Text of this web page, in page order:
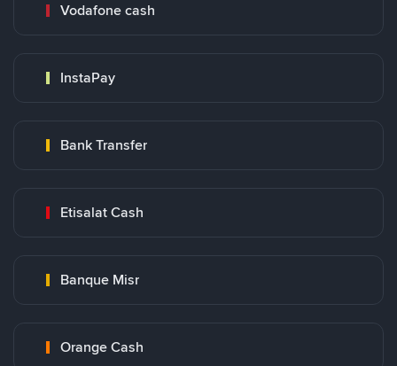
Vodafone cash
InstaPay
Bank Transfer
Etisalat Cash
Banque Misr
Orange Cash